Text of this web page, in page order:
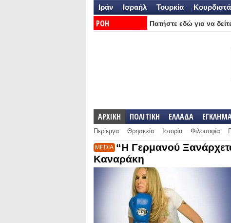
Ιράν Ισραήλ Τουρκία
ΡΟΗ
Πατήστε εδώ για να
ΑΡΧΙΚΗ ΠΟΛΙΤΙΚΗ ΕΛΛΑΔΑ
Περίεργα Θρησκεία Ιστορία Φιλοσοφία
MEDIA “Η Γερμανού
Καναράκη